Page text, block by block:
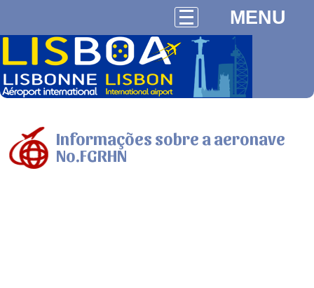
MENU
Informações sobre a aeronave
No.FGRHN